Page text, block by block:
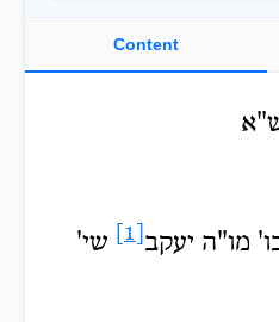
Content
מו"ה יעקב שי'